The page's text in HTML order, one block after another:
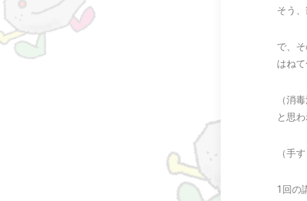
そう
で、
はね
（消
と思
（手
1回の